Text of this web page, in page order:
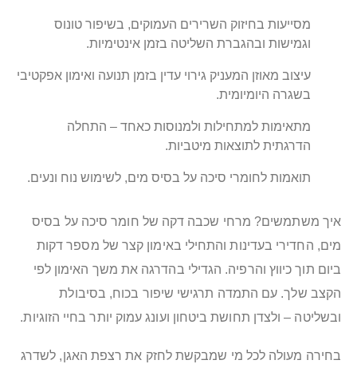
מסייעות בחיזוק השרירים העמוקים, בשיפור טונוס
וגמישות ובהגברת השליטה בזמן אינטימיות.
עיצוב מאוזן המעניק גירוי עדין בזמן תנועה ואימון אפקטיבי
בשגרה היומיומית.
מתאימות למתחילות ולמנוסות כאחד – התחלה
הדרגתית לתוצאות מיטביות.
תואמות לחומרי סיכה על בסיס מים, לשימוש נוח ונעים.
איך משתמשים? מרחי שכבה דקה של חומר סיכה על בסיס
מים, החדירי בעדינות והתחילי באימון קצר של מספר דקות
ביום תוך כיווץ והרפיה. הגדילי בהדרגה את משך האימון לפי
הקצב שלך. עם התמדה תרגישי שיפור בכוח, בסיבולת
ובשליטה – ולצדן תחושת ביטחון ועונג עמוק יותר בחיי הזוגיות.
בחירה מעולה לכל מי שמבקשת לחזק את רצפת האגן, לשדרג